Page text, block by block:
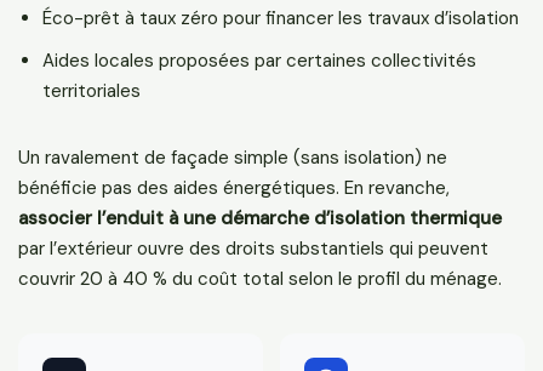
Éco-prêt à taux zéro pour financer les travaux d’isolation
Aides locales proposées par certaines collectivités
territoriales
Un ravalement de façade simple (sans isolation) ne
bénéficie pas des aides énergétiques. En revanche,
associer l’enduit à une démarche d’isolation thermique
par l’extérieur ouvre des droits substantiels qui peuvent
couvrir 20 à 40 % du coût total selon le profil du ménage.